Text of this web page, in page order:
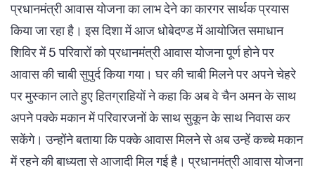
प्रधानमंत्री आवास योजना का लाभ देने का कारगर सार्थक प्रयास
किया जा रहा है। इस दिशा में आज धोबेदण्ड में आयोजित समाधान
शिविर में 5 परिवारों को प्रधानमंत्री आवास योजना पूर्ण होने पर
आवास की चाबी सुपुर्द किया गया। घर की चाबी मिलने पर अपने चेहरे
पर मुस्कान लाते हुए हितग्राहियों ने कहा कि अब वे चैन अमन के साथ
अपने पक्के मकान में परिवारजनों के साथ सुकून के साथ निवास कर
सकेंगे। उन्होंने बताया कि पक्के आवास मिलने से अब उन्हें कच्चे मकान
में रहने की बाध्यता से आजादी मिल गई है। प्रधानमंत्री आवास योजना